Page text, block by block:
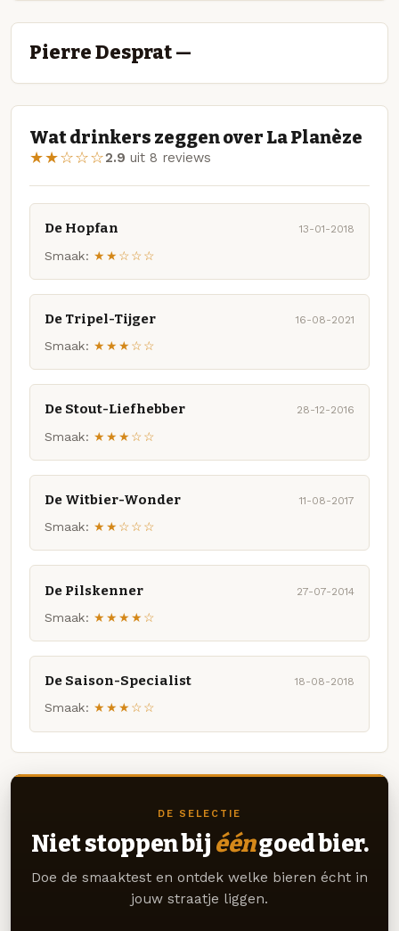
Pierre Desprat —
Wat drinkers zeggen over La Planèze
★★☆☆☆2.9 uit 8 reviews
De Hopfan 13-01-2018
Smaak: ★★☆☆☆
De Tripel-Tijger 16-08-2021
Smaak: ★★★☆☆
De Stout-Liefhebber 28-12-2016
Smaak: ★★★☆☆
De Witbier-Wonder 11-08-2017
Smaak: ★★☆☆☆
De Pilskenner 27-07-2014
Smaak: ★★★★☆
De Saison-Specialist 18-08-2018
Smaak: ★★★☆☆
DE SELECTIE
Niet stoppen bij ééngoed bier.
Doe de smaaktest en ontdek welke bieren écht in
jouw straatje liggen.